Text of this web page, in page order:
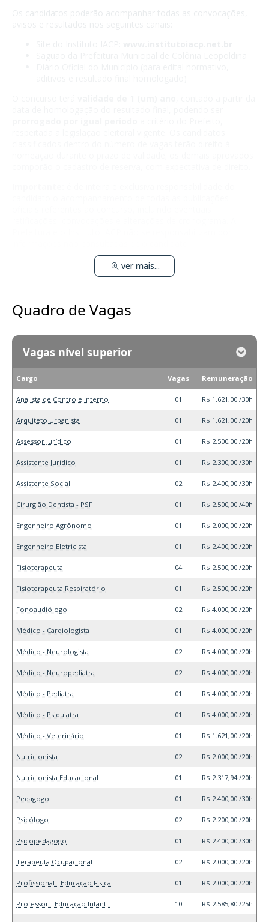
ver mais...
Quadro de Vagas
Vagas nível superior
Cargo Vagas Remuneração
Analista de Controle Interno 01 R$ 1.621,00 /30h
Arquiteto Urbanista 01 R$ 1.621,00 /20h
Assessor Jurídico 01 R$ 2.500,00 /20h
Assistente Jurídico 01 R$ 2.300,00 /30h
Assistente Social 02 R$ 2.400,00 /30h
Cirurgião Dentista - PSF 01 R$ 2.500,00 /40h
Engenheiro Agrônomo 01 R$ 2.000,00 /20h
Engenheiro Eletricista 01 R$ 2.400,00 /20h
Fisioterapeuta 04 R$ 2.500,00 /20h
Fisioterapeuta Respiratório 01 R$ 2.500,00 /20h
Fonoaudiólogo 02 R$ 4.000,00 /20h
Médico - Cardiologista 01 R$ 4.000,00 /20h
Médico - Neurologista 02 R$ 4.000,00 /20h
Médico - Neuropediatra 02 R$ 4.000,00 /20h
Médico - Pediatra 01 R$ 4.000,00 /20h
Médico - Psiquiatra 01 R$ 4.000,00 /20h
Médico - Veterinário 01 R$ 1.621,00 /20h
Nutricionista 02 R$ 2.000,00 /20h
Nutricionista Educacional 01 R$ 2.317,94 /20h
Pedagogo 01 R$ 2.400,00 /30h
Psicólogo 02 R$ 2.200,00 /20h
Psicopedagogo 01 R$ 2.400,00 /30h
Terapeuta Ocupacional 02 R$ 2.000,00 /20h
Profissional - Educação Física 01 R$ 2.000,00 /20h
Professor - Educação Infantil 10 R$ 2.585,80 /25h